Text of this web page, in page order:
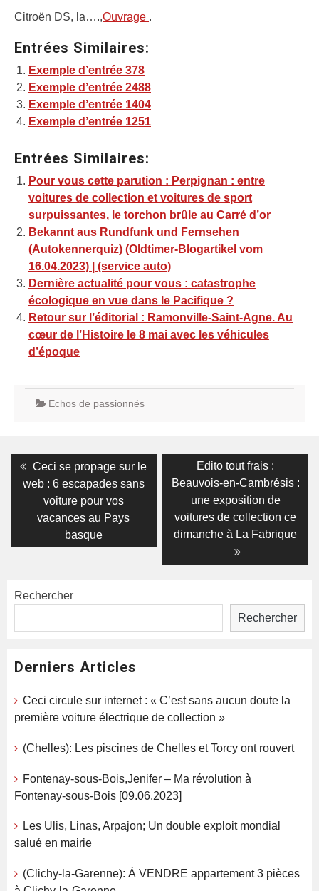
Citroën DS, la….,Ouvrage .
Entrées Similaires:
Exemple d’entrée 378
Exemple d’entrée 2488
Exemple d’entrée 1404
Exemple d’entrée 1251
Entrées Similaires:
Pour vous cette parution : Perpignan : entre
voitures de collection et voitures de sport
surpuissantes, le torchon brûle au Carré d’or
Bekannt aus Rundfunk und Fernsehen
(Autokennerquiz) (Oldtimer-Blogartikel vom
16.04.2023) | (service auto)
Dernière actualité pour vous : catastrophe
écologique en vue dans le Pacifique ?
Retour sur l’éditorial : Ramonville-Saint-Agne. Au
cœur de l’Histoire le 8 mai avec les véhicules
d’époque
Echos de passionnés
Navigation
de
l’article
Previous
post:
Ceci se propage sur le
web : 6 escapades sans
voiture pour vos
vacances au Pays
basque
Next
post:
Edito tout frais :
Beauvois-en-Cambrésis :
une exposition de
voitures de collection ce
dimanche à La Fabrique
Rechercher
Rechercher
Derniers Articles
Ceci circule sur internet : « C’est sans aucun doute la
première voiture électrique de collection »
(Chelles): Les piscines de Chelles et Torcy ont rouvert
Fontenay-sous-Bois,Jenifer – Ma révolution à
Fontenay-sous-Bois [09.06.2023]
Les Ulis, Linas, Arpajon; Un double exploit mondial
salué en mairie
(Clichy-la-Garenne): À VENDRE appartement 3 pièces